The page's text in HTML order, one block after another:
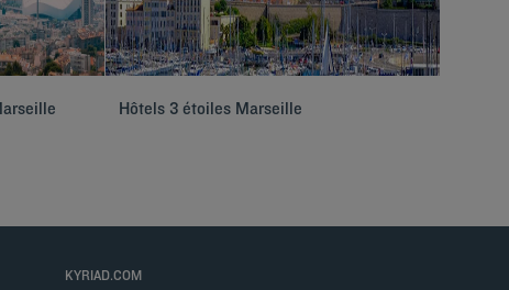
Hôtels 3 étoiles Marseille
KYRIAD.COM